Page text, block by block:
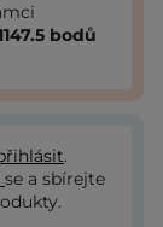
bodů
.
se a sbírejte